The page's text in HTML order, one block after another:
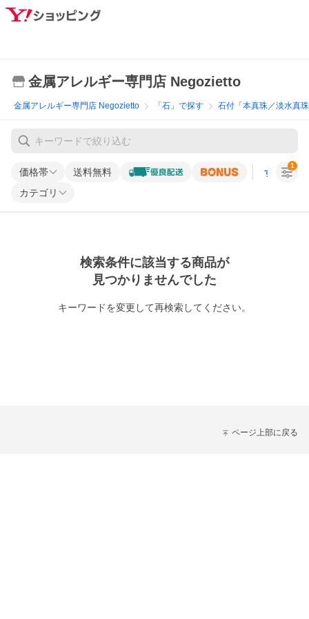
金属アレルギー専門店 Negozietto
金属アレルギー専門店 Negozietto 「石」で探す 石付「本真珠／淡水真
価格帯 送料無料 すべての条
カテゴリ
1
検索条件に該当する商品が
見つかりませんでした
キーワードを変更して再検索してください。
ページ上部に戻る